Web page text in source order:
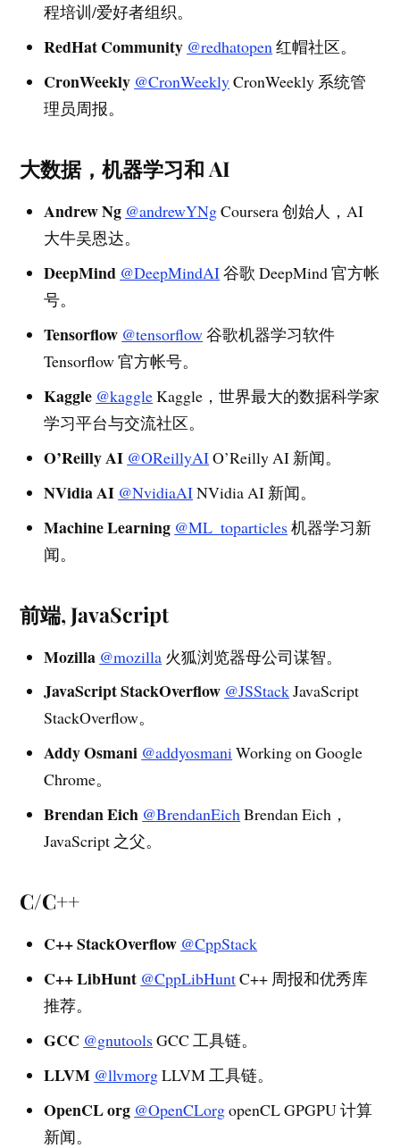
程培训/爱好者组织。
RedHat Community @redhatopen红帽社区。
CronWeekly @CronWeeklyCronWeekly 系统管
理员周报。
大数据，机器学习和 AI
Andrew Ng @andrewYNgCoursera 创始人，AI
大牛吴恩达。
DeepMind @DeepMindAI谷歌 DeepMind 官方帐
号。
Tensorflow @tensorflow谷歌机器学习软件
Tensorflow 官方帐号。
Kaggle @kaggleKaggle，世界最大的数据科学家
学习平台与交流社区。
O’Reilly AI @OReillyAIO’Reilly AI 新闻。
NVidia AI @NvidiaAINVidia AI 新闻。
Machine Learning @ML_toparticles 机器学习新
闻。
前端, JavaScript
Mozilla @mozilla 火狐浏览器母公司谋智。
JavaScript StackOverflow @JSStackJavaScript
StackOverflow。
Addy Osmani @addyosmaniWorking on Google
Chrome。
Brendan Eich @BrendanEichBrendan Eich，
JavaScript 之父。
C/C++
C++ StackOverflow @CppStack
C++ LibHunt @CppLibHuntC++ 周报和优秀库
推荐。
GCC @gnutools GCC 工具链。
LLVM @llvmorgLLVM 工具链。
OpenCL org @OpenCLorgopenCL GPGPU 计算
新闻。